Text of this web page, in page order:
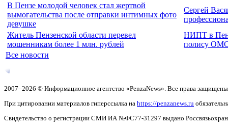
В Пензе молодой человек стал жертвой
вымогательства после отправки интимных фото
девушке
Сергей
Житель Пензенской области перевел
мошенникам более 1 млн. рублей
НИПТ в
полису
Все новости
2007–2026 © Информационное агентство «PenzaNews». Все права
При цитировании материалов гиперссылка на https://penzanews.ru
Свидетельство о регистрации СМИ ИА №ФС77-31297 выдано